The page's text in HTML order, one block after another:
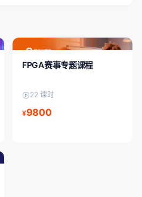
FPGA赛事专题课程
22 课时
¥9800